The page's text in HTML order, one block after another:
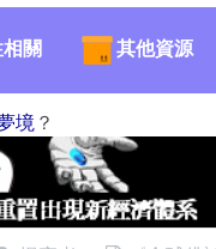
關 其他資源
境 ？